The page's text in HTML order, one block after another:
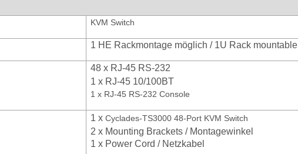
KVM Switch
1 HE Rackmontage möglich / 1U Rack mountable
48 x RJ-45 RS-232
1 x RJ-45 10/100BT
1 x RJ-45 RS-232 Console
1 x Cyclades-TS3000 48-Port KVM Switch
2 x Mounting Brackets / Montagewinkel
1 x Power Cord / Netzkabel